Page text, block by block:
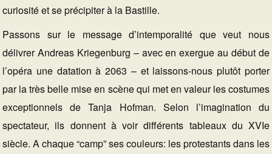
curiosité et se précipiter à la Bastille.
Passons sur le message d’intemporalité que veut nous
délivrer Andreas Kriegenburg – avec en exergue au début de
l’opéra une datation à 2063 – et laissons-nous plutôt porter
par la très belle mise en scène qui met en valeur les costumes
exceptionnels de Tanja Hofman. Selon l’imagination du
spectateur, ils donnent à voir différents tableaux du XVIe
siècle. A chaque “camp” ses couleurs: les protestants dans les